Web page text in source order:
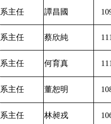
系主任 譚昌國
系主任 蔡欣純
系主任 何育真
系主任 董恕明
系主任 林昶戎